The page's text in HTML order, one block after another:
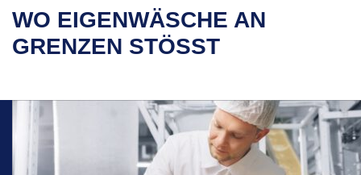
WO EIGENWÄSCHE AN
GRENZEN STÖSST